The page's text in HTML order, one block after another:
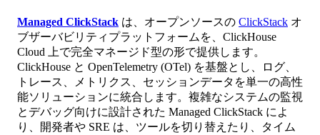
Managed ClickStack は、オープンソースの ClickStack オ
ブザーバビリティプラットフォームを、ClickHouse
Cloud 上で完全マネージド型の形で提供します。
ClickHouse と OpenTelemetry (OTel) を基盤とし、ログ、
トレース、メトリクス、セッションデータを単一の高性
能ソリューションに統合します。複雑なシステムの監視
とデバッグ向けに設計された Managed ClickStack によ
り、開発者や SRE は、ツールを切り替えたり、タイム